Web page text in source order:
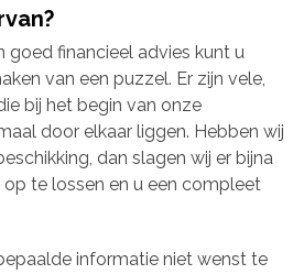
goed financieel advies kunt u
van een puzzel. Er zijn vele,
bij het begin van onze
door elkaar liggen. Hebben wij
dan slagen wij er bijna
te lossen en u een compleet
informatie niet wenst te